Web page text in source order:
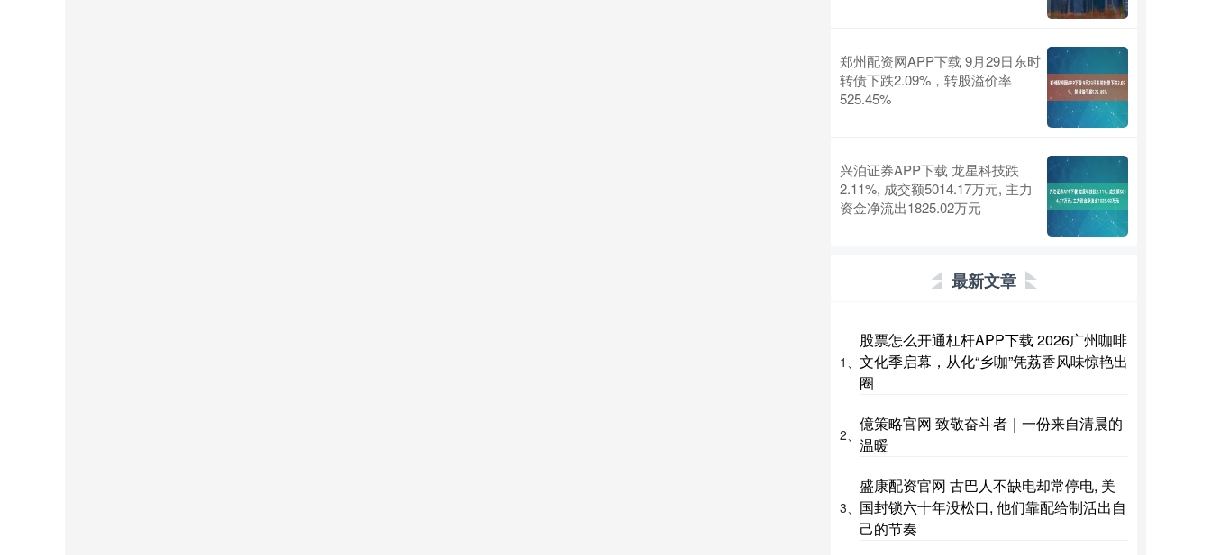
郑州配资网APP下载 9月29日东时
转债下跌2.09%，转股溢价率
525.45%
兴泊证券APP下载 龙星科技跌
2.11%, 成交额5014.17万元, 主力
资金净流出1825.02万元
最新文章
1、
股票怎么开通杠杆APP下载 2026广州咖啡
文化季启幕，从化“乡咖”凭荔香风味惊艳出
圈
2、
億策略官网 致敬奋斗者｜一份来自清晨的
温暖
3、
盛康配资官网 古巴人不缺电却常停电, 美
国封锁六十年没松口, 他们靠配给制活出自
己的节奏